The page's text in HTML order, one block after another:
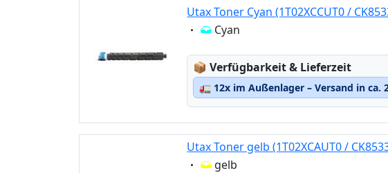
Utax Toner Cyan (1T02XCCUT0 /
Eigenschaft:
Cyan
📦Lagerstatus:
Verfügbarkeit & Lieferzeit
🚛 12x im Außenlager – Versand in ca.
Utax Toner gelb (1T02XCAUT0 /
Eigenschaft:
gelb